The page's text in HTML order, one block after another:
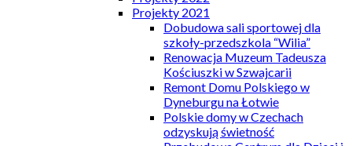
Projekty 2021
Dobudowa sali sportowej dla
szkoły-przedszkola “Wilia”
Renowacja Muzeum Tadeusza
Kościuszki w Szwajcarii
Remont Domu Polskiego w
Dyneburgu na Łotwie
Polskie domy w Czechach
odzyskują świetność